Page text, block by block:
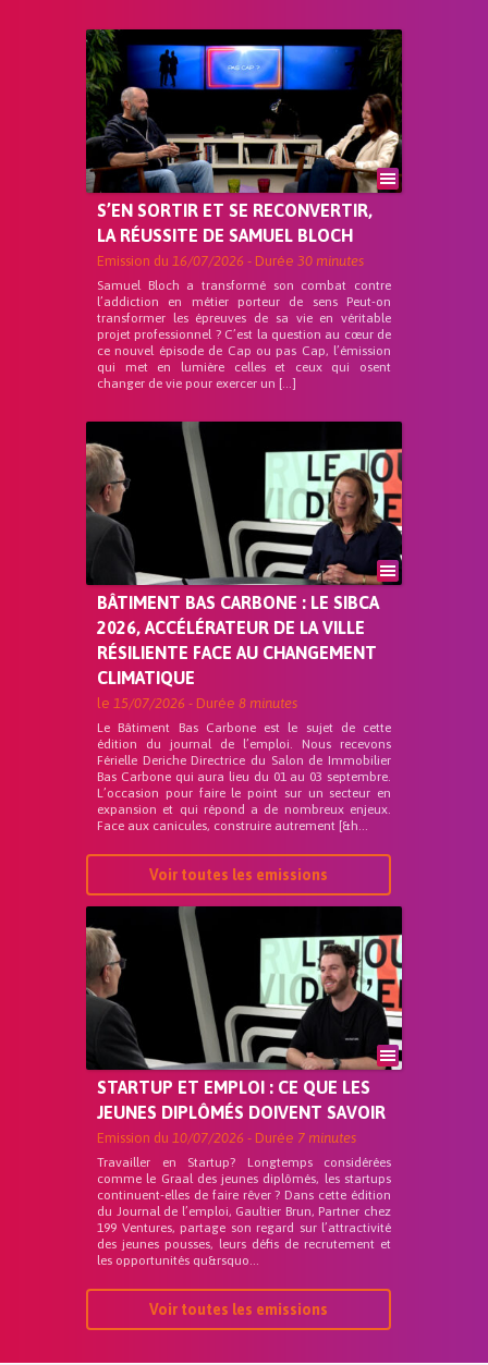
S’EN SORTIR ET SE RECONVERTIR,
LA RÉUSSITE DE SAMUEL BLOCH
Emission du 16/07/2026 - Durée 30 minutes
Samuel Bloch a transformé son combat contre
l’addiction en métier porteur de sens Peut-on
transformer les épreuves de sa vie en véritable
projet professionnel ? C’est la question au cœur de
ce nouvel épisode de Cap ou pas Cap, l’émission
qui met en lumière celles et ceux qui osent
changer de vie pour exercer un […]
BÂTIMENT BAS CARBONE : LE SIBCA
2026, ACCÉLÉRATEUR DE LA VILLE
RÉSILIENTE FACE AU CHANGEMENT
CLIMATIQUE
le 15/07/2026 - Durée 8 minutes
Le Bâtiment Bas Carbone est le sujet de cette
édition du journal de l’emploi. Nous recevons
Férielle Deriche Directrice du Salon de Immobilier
Bas Carbone qui aura lieu du 01 au 03 septembre.
L’occasion pour faire le point sur un secteur en
expansion et qui répond a de nombreux enjeux.
Face aux canicules, construire autrement [&h...
Voir toutes les emissions
STARTUP ET EMPLOI : CE QUE LES
JEUNES DIPLÔMÉS DOIVENT SAVOIR
Emission du 10/07/2026 - Durée 7 minutes
Travailler en Startup? Longtemps considérées
comme le Graal des jeunes diplômés, les startups
continuent-elles de faire rêver ? Dans cette édition
du Journal de l’emploi, Gaultier Brun, Partner chez
199 Ventures, partage son regard sur l’attractivité
des jeunes pousses, leurs défis de recrutement et
les opportunités qu&rsquo...
Voir toutes les emissions